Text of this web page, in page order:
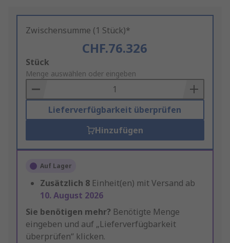
Zwischensumme (1 Stück)*
CHF.76.326
Add
to
Basket
Stück
Menge auswählen oder eingeben
Lieferverfügbarkeit überprüfen
Hinzufügen
Auf Lager
Zusätzlich 8 Einheit(en) mit Versand ab
10. August 2026
Sie benötigen mehr? Benötigte Menge
eingeben und auf „Lieferverfügbarkeit
überprüfen“ klicken.